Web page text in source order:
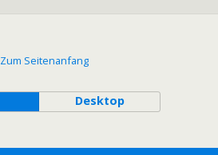
Zum Seitenanfang
Desktop